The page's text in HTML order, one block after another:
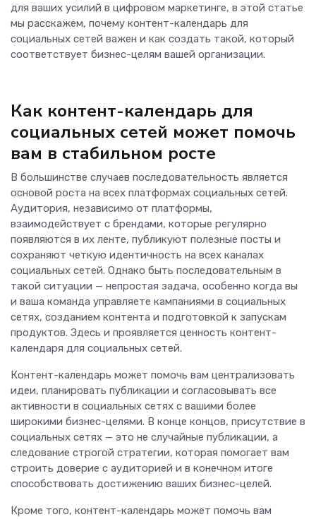
для ваших усилий в цифровом маркетинге, в этой статье
мы расскажем, почему контент-календарь для
социальных сетей важен и как создать такой, который
соответствует бизнес-целям вашей организации.
Как контент-календарь для
социальных сетей может помочь
вам в стабильном росте
В большинстве случаев последовательность является
основой роста на всех платформах социальных сетей.
Аудитория, независимо от платформы,
взаимодействует с брендами, которые регулярно
появляются в их ленте, публикуют полезные посты и
сохраняют четкую идентичность на всех каналах
социальных сетей. Однако быть последовательным в
такой ситуации — непростая задача, особенно когда вы
и ваша команда управляете кампаниями в социальных
сетях, созданием контента и подготовкой к запускам
продуктов. Здесь и проявляется ценность контент-
календаря для социальных сетей.
Контент-календарь может помочь вам централизовать
идеи, планировать публикации и согласовывать все
активности в социальных сетях с вашими более
широкими бизнес-целями. В конце концов, присутствие в
социальных сетях — это не случайные публикации, а
следование строгой стратегии, которая помогает вам
строить доверие с аудиторией и в конечном итоге
способствовать достижению ваших бизнес-целей.
Кроме того, контент-календарь может помочь вам